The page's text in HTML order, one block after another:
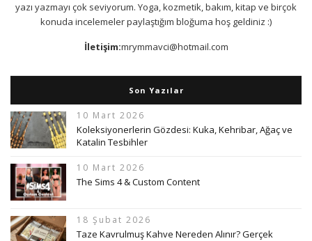
yazı yazmayı çok seviyorum. Yoga, kozmetik, bakım, kitap ve birçok
konuda incelemeler paylaştığım bloğuma hoş geldiniz :)
İletişim:mrymmavci@hotmail.com
Son Yazılar
10 Mart 2026
Koleksiyonerlerin Gözdesi: Kuka, Kehribar, Ağaç ve
Katalin Tesbihler
10 Mart 2026
The Sims 4 & Custom Content
18 Şubat 2026
Taze Kavrulmuş Kahve Nereden Alınır? Gerçek